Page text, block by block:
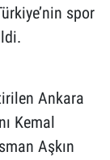
spor
Ankara
Kemal
Aşkın